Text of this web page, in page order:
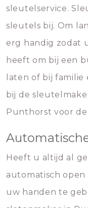
sleutelservice.
sleutels bij. Om
erg handig zodat
heeft om bij een
laten of bij familie
bij de
Punthorst voor
Heeft u altijd al
automatisch
uw handen te